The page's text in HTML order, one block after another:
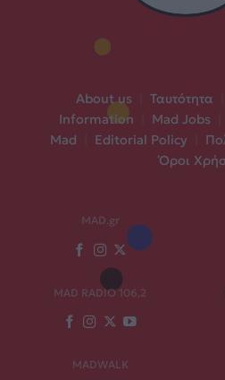
About us Ταυτότητα
Information
Mad Jobs
Mad
Editorial Policy
Όροι
MAD.gr
MAD RADIO 106,2
MADWALK